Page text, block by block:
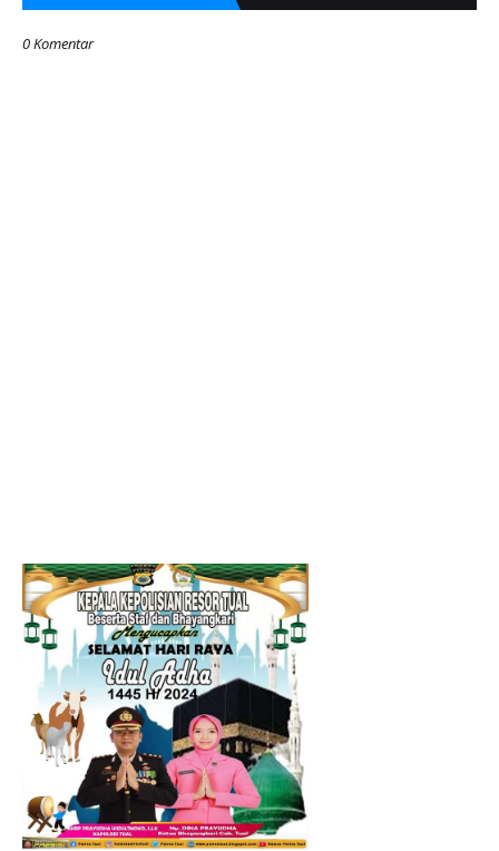
0 Komentar